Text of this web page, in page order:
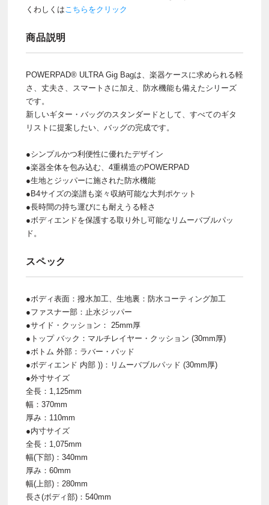
くわしくはこちらをクリック
商品説明
POWERPAD® ULTRA Gig Bagは、楽器ケースに求められる軽
さ、丈夫さ、スマートさに加え、防水機能も備えたシリーズ
です。
新しいギター・バッグのスタンダードとして、すべてのギタ
リストに提案したい、バッグの完成です。
●シンプルかつ利便性に優れたデザイン
●楽器全体を包み込む、4重構造のPOWERPAD
●生地とジッパーに施された防水機能
●B4サイズの楽譜も楽々収納可能な大判ポケット
●長時間の持ち運びにも耐えうる軽さ
●ボディエンドを保護する取り外し可能なリムーバブルパッ
ド。
スペック
●ボディ表面：撥水加工、生地裏：防水コーティング加工
●ファスナー部：止水ジッパー
●サイド・クッション： 25mm厚
●トップ バック：マルチレイヤー・クッション (30mm厚)
●ボトム 外部：ラバー・パッド
●ボディエンド 内部 ))：リムーバブルパッド (30mm厚)
●外寸サイズ
全長：1,125mm
幅：370mm
厚み：110mm
●内寸サイズ
全長：1,075mm
幅(下部)：340mm
厚み：60mm
幅(上部)：280mm
長さ(ボディ部)：540mm